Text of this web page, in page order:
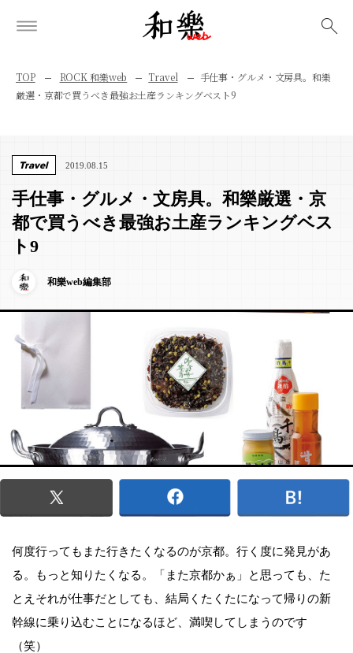
TOP ROCK 和樂web Travel
手仕事・グルメ・文房具。和樂
厳選・京都で買うべき最強お土産ランキングベスト9
Travel 2019.08.15
手仕事・グルメ・文房具。和樂厳選・京
都で買うべき最強お土産ランキングベス
ト9
和樂web編集部
何度行ってもまた行きたくなるのが京都。行く度に発見があ
る。もっと知りたくなる。「また京都かぁ」と思っても、た
とえそれが仕事だとしても、結局くたくたになって帰りの新
幹線に乗り込むことになるほど、満喫してしまうのです
（笑）